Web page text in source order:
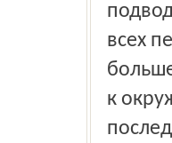
всех
к